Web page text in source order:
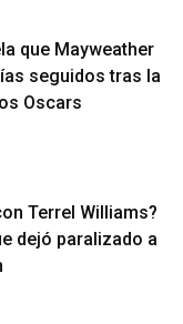
que Mayweather
seguidos tras la
Oscars
Terrel Williams?
dejó paralizado a